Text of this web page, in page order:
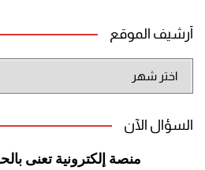
أرشيف الموقع
الموقع
السؤال الآن
منصة إلكترونية تعنى